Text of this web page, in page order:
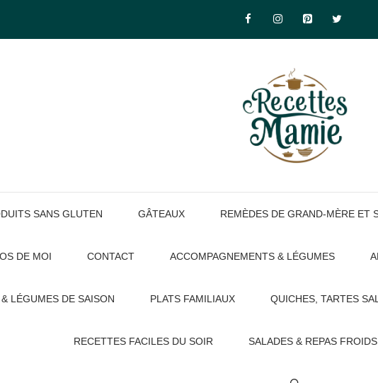
SANS GLUTEN GÂTEAUX REMÈDES DE GRAND-MÈRE ET
DE MOI CONTACT ACCOMPAGNEMENTS & LÉGUMES
LÉGUMES DE SAISON PLATS FAMILIAUX QUICHES, TARTES
RECETTES FACILES DU SOIR SALADES & REPAS FROIDS